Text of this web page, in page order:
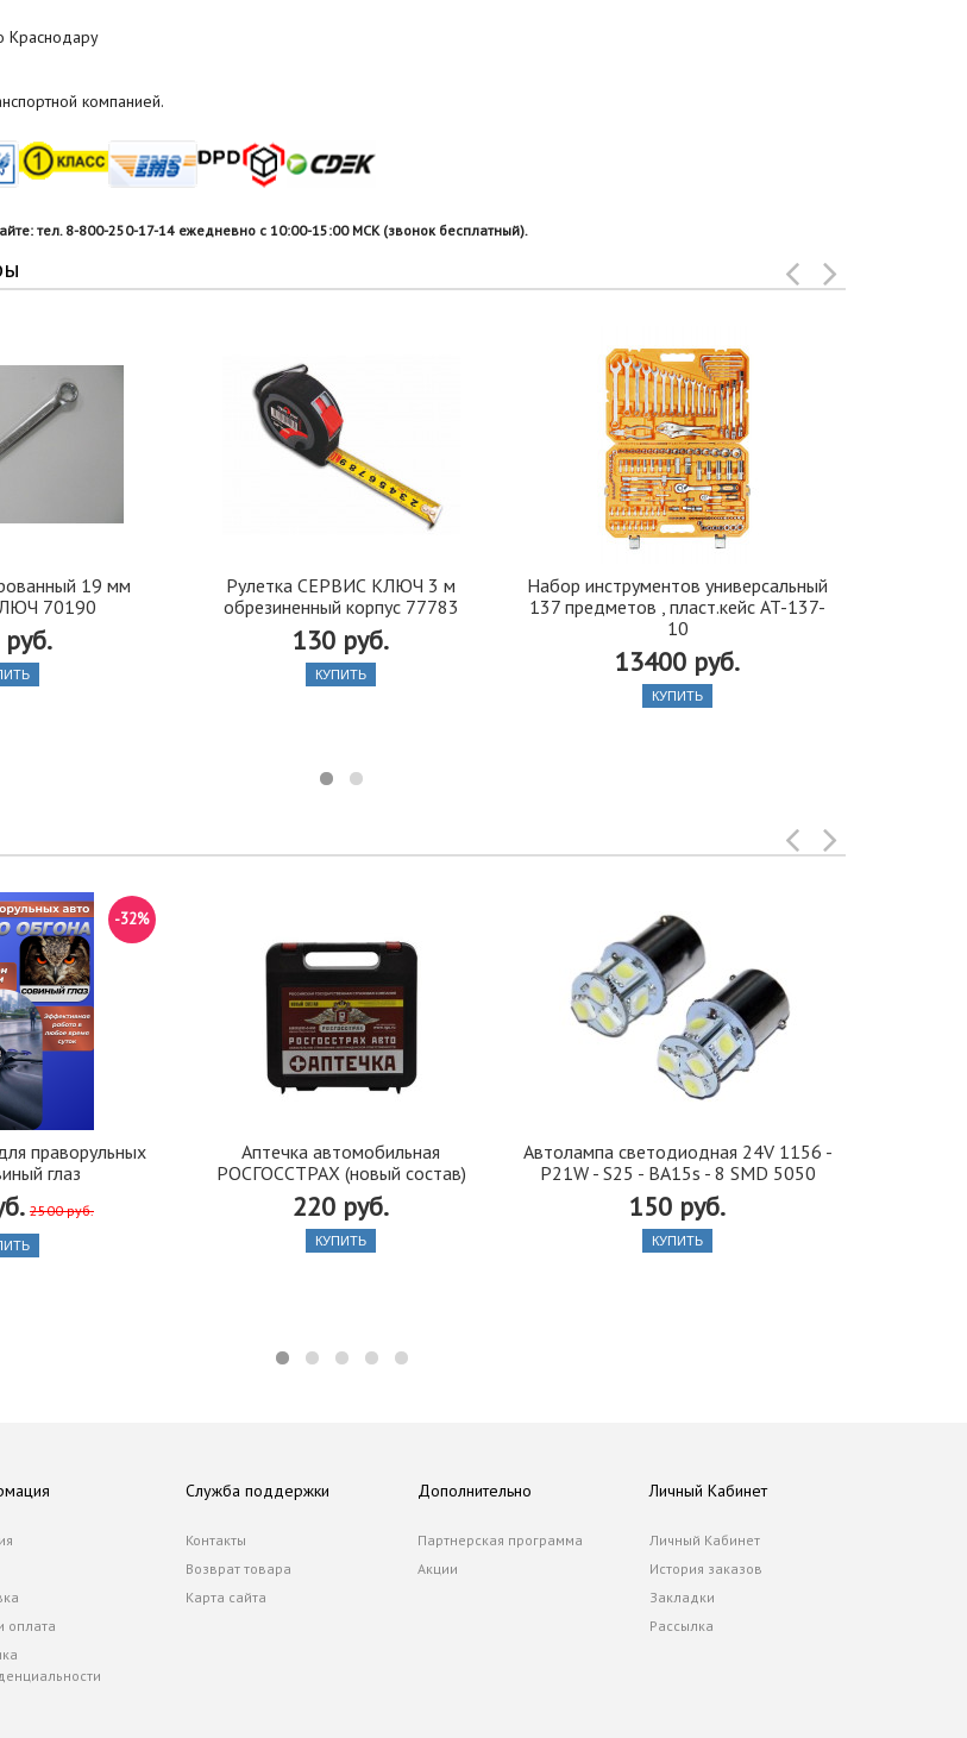
Краснодару
компанией.
тел. 8-800-250-17-14 ежедневно с 10:00-15:00 МСК (звонок бесплатный).
19 мм
70190
Рулетка СЕРВИС КЛЮЧ 3 м
обрезиненный корпус 77783
130 руб.
КУПИТЬ
Набор инструментов универсальный
137 предметов , пласт.кейс AT-137-
10
13400 руб.
КУПИТЬ
праворульных
глаз
2500 руб.
-32%
Аптечка автомобильная
РОСГОССТРАХ (новый состав)
220 руб.
КУПИТЬ
Автолампа cветодиодная 24V 1156 -
P21W - S25 - BA15s - 8 SMD 5050
150 руб.
КУПИТЬ
оплата
Служба поддержки
Контакты
Возврат товара
Карта сайта
Дополнительно
Партнерская программа
Акции
Личный Кабинет
Личный Кабинет
История заказов
Закладки
Рассылка